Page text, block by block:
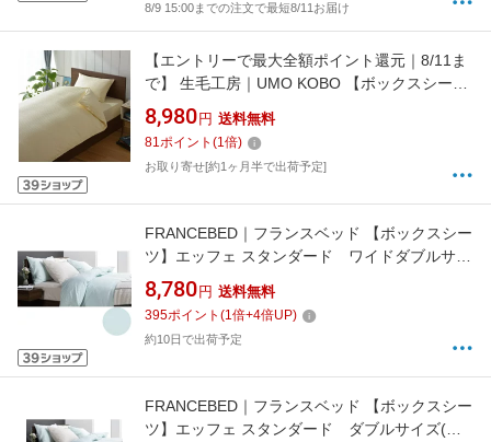
8/9 15:00までの注文で最短8/11お届け
【エントリーで最大全額ポイント還元｜8/11ま
で】 生毛工房｜UMO KOBO 【ボックスシー
ツ】サテンストライプ ダブルサイズ(綿
100%/140×200×30cm/ベージュ)
8,980 円 送料無料
81ポイント (1倍)
お取り寄せ[約1ヶ月半で出荷予定]
FRANCEBED｜フランスベッド 【ボックスシー
ツ】エッフェ スタンダード ワイドダブルサイ
ズ(綿100%/154×195×35cm/ブルー) フランスベ
ッド
8,780 円 送料無料
395ポイント (1倍+4倍UP)
約10日で出荷予定
FRANCEBED｜フランスベッド 【ボックスシー
ツ】エッフェ スタンダード ダブルサイズ(綿